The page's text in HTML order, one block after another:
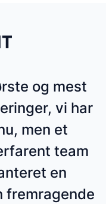
og mest
vi har
men et
team
en
fremragende